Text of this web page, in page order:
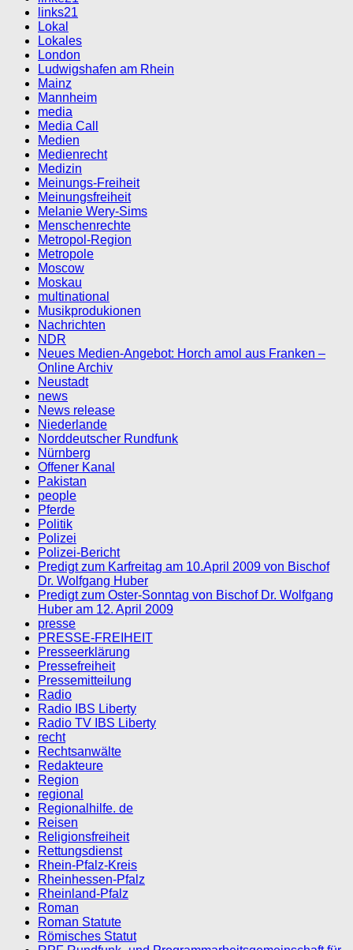
links21
Lokal
Lokales
London
Ludwigshafen am Rhein
Mainz
Mannheim
media
Media Call
Medien
Medienrecht
Medizin
Meinungs-Freiheit
Meinungsfreiheit
Melanie Wery-Sims
Menschenrechte
Metropol-Region
Metropole
Moscow
Moskau
multinational
Musikprodukionen
Nachrichten
NDR
Neues Medien-Angebot: Horch amol aus Franken –
Online Archiv
Neustadt
news
News release
Niederlande
Norddeutscher Rundfunk
Nürnberg
Offener Kanal
Pakistan
people
Pferde
Politik
Polizei
Polizei-Bericht
Predigt zum Karfreitag am 10.April 2009 von Bischof
Dr. Wolfgang Huber
Predigt zum Oster-Sonntag von Bischof Dr. Wolfgang
Huber am 12. April 2009
presse
PRESSE-FREIHEIT
Presseerklärung
Pressefreiheit
Pressemitteilung
Radio
Radio IBS Liberty
Radio TV IBS Liberty
recht
Rechtsanwälte
Redakteure
Region
regional
Regionalhilfe. de
Reisen
Religionsfreiheit
Rettungsdienst
Rhein-Pfalz-Kreis
Rheinhessen-Pfalz
Rheinland-Pfalz
Roman
Roman Statute
Römisches Statut